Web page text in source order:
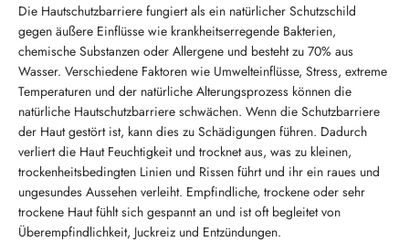
Die Hautschutzbarriere fungiert als ein natürlicher Schutzschild
gegen äußere Einflüsse wie krankheitserregende Bakterien,
chemische Substanzen oder Allergene und besteht zu 70% aus
Wasser. Verschiedene Faktoren wie Umwelteinflüsse, Stress, extreme
Temperaturen und der natürliche Alterungsprozess können die
natürliche Hautschutzbarriere schwächen. Wenn die Schutzbarriere
der Haut gestört ist, kann dies zu Schädigungen führen. Dadurch
verliert die Haut Feuchtigkeit und trocknet aus, was zu kleinen,
trockenheitsbedingten Linien und Rissen führt und ihr ein raues und
ungesundes Aussehen verleiht. Empfindliche, trockene oder sehr
trockene Haut fühlt sich gespannt an und ist oft begleitet von
Überempfindlichkeit, Juckreiz und Entzündungen.